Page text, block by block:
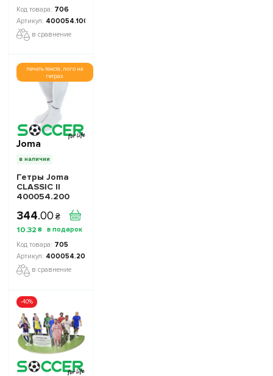
706
400054.100
в сравнение
печать текста, лого на
гетрах
Joma
в наличии
Гетры Joma
CLASSIC II
400054.200
344.00 ₴
10.32 ₴
705
400054.200
в сравнение
-40%